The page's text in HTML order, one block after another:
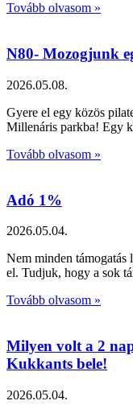
Tovább olvasom »
N80- Mozogjunk
2026.05.08.
Gyere el egy közös
Millenáris parkba! Egy
Tovább olvasom »
Adó 1%
2026.05.04.
Nem minden
el. Tudjuk, hogy a sok
Tovább olvasom »
Milyen volt a 2
Kukkants bele!
2026.05.04.